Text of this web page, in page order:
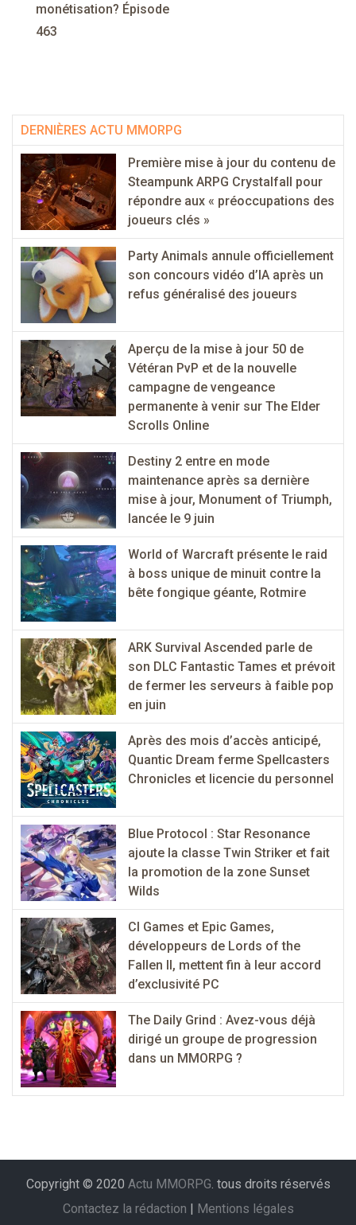
monétisation? Épisode
463
DERNIÈRES ACTU MMORPG
Première mise à jour du contenu de
Steampunk ARPG Crystalfall pour
répondre aux « préoccupations des
joueurs clés »
Party Animals annule officiellement
son concours vidéo d’IA après un
refus généralisé des joueurs
Aperçu de la mise à jour 50 de
Vétéran PvP et de la nouvelle
campagne de vengeance
permanente à venir sur The Elder
Scrolls Online
Destiny 2 entre en mode
maintenance après sa dernière
mise à jour, Monument of Triumph,
lancée le 9 juin
World of Warcraft présente le raid
à boss unique de minuit contre la
bête fongique géante, Rotmire
ARK Survival Ascended parle de
son DLC Fantastic Tames et prévoit
de fermer les serveurs à faible pop
en juin
Après des mois d’accès anticipé,
Quantic Dream ferme Spellcasters
Chronicles et licencie du personnel
Blue Protocol : Star Resonance
ajoute la classe Twin Striker et fait
la promotion de la zone Sunset
Wilds
CI Games et Epic Games,
développeurs de Lords of the
Fallen II, mettent fin à leur accord
d’exclusivité PC
The Daily Grind : Avez-vous déjà
dirigé un groupe de progression
dans un MMORPG ?
Copyright © 2020 Actu MMORPG . tous droits réservés
Contactez la rédaction | Mentions légales